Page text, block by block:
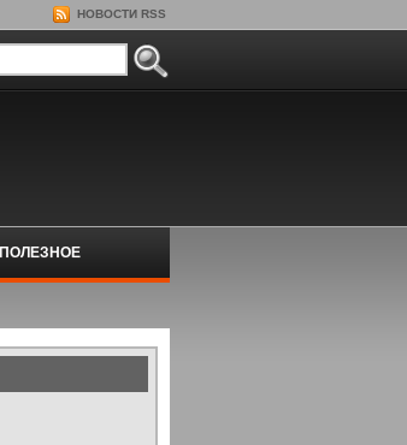
НОВОСТИ RSS
ПОЛЕЗНОЕ